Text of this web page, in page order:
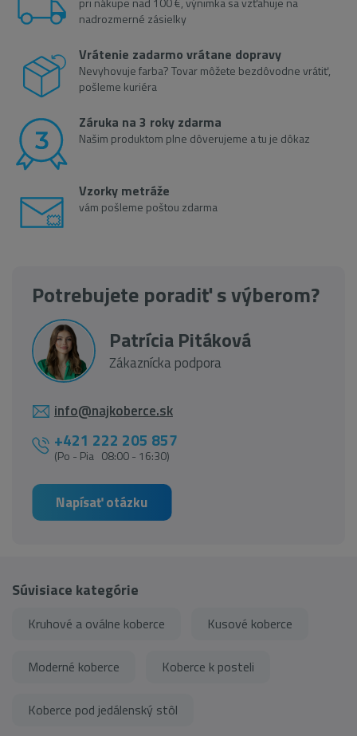
nadrozmerné zásielky
Vrátenie zadarmo vrátane dopravy
Nevyhovuje farba? Tovar môžete bezdôvodne vrátiť,
pošleme kuriéra
Záruka na 3 roky zdarma
Našim produktom plne dôverujeme a tu je dôkaz
Vzorky metráže
vám pošleme poštou zdarma
Potrebujete poradiť s výberom?
Patrícia Pitáková
Zákaznícka podpora
info@najkoberce.sk
+421 222 205 857
(Po - Pia 08:00 - 16:30)
Napísať otázku
Súvisiace kategórie
Kruhové a oválne koberce Kusové koberce
Moderné koberce Koberce k posteli
Koberce pod jedálenský stôl